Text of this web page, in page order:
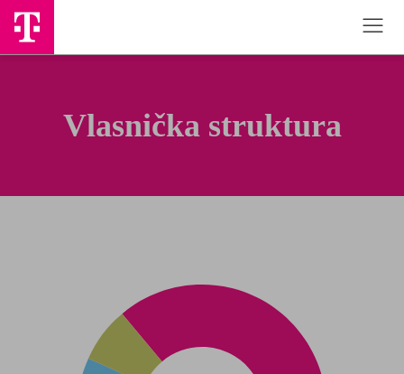
Vlasnička struktura